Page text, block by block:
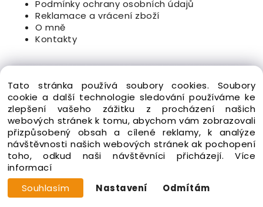
Podmínky ochrany osobních údajů
Reklamace a vrácení zboží
O mně
Kontakty
Potisk, který vypráví
Tato stránka používá soubory cookies. Soubory
cookie a další technologie sledování používáme ke
zlepšení vašeho zážitku z procházení našich
webových stránek k tomu, abychom vám zobrazovali
přizpůsobený obsah a cílené reklamy, k analýze
návštěvnosti našich webových stránek ak pochopení
toho, odkud naši návštěvníci přicházejí.Více
informací
Souhlasím
Nastavení Odmítám